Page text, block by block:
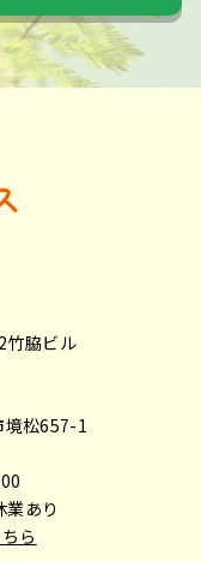
竹脇ビル
松657-1
あり
ら